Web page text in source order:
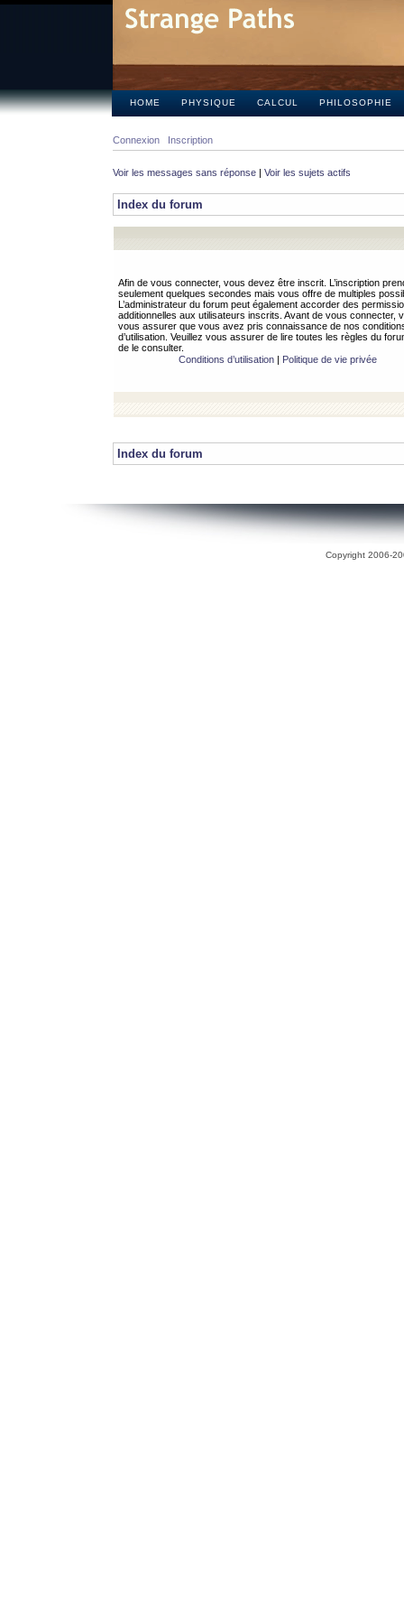
HOME PHYSIQUE CALCUL PHILOSOPHIE
Connexion Inscription
Voir les messages sans réponse | Voir les sujets actifs
Index du forum
Afin de vous connecter, vous devez être inscrit. L’inscription
seulement quelques secondes mais vous offre de multiples
L’administrateur du forum peut également accorder des
additionnelles aux utilisateurs inscrits. Avant de vous connecter,
vous assurer que vous avez pris connaissance de nos
d’utilisation. Veuillez vous assurer de lire toutes les règles du
de le consulter.
Conditions d’utilisation| Politique de vie privée
Index du forum
Copyright 2006-